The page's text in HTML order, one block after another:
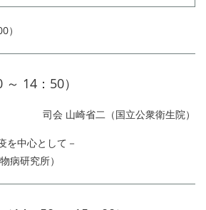
）
14：50）
司会 山崎省二（国立公衆衛生院）
を中心として－
病研究所）